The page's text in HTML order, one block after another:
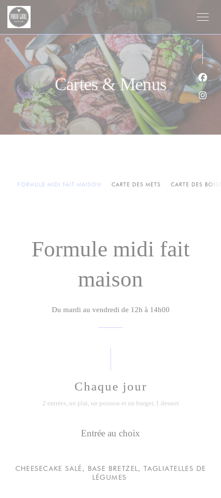
Personnalisation de vos choix en matière de cookies
Cartes & Menus
FORMULE MIDI FAIT MAISON CARTE DES METS CARTE DES
Formule midi fait
maison
Du mardi au vendredi de 12h à 14h00
Chaque jour
2 entrées, un plat, un poisson et un burger, 1 dessert
Entrée au choix
CHEESECAKE SALÉ, BASE BRETZEL, TAGLIATELLES DE
LÉGUMES